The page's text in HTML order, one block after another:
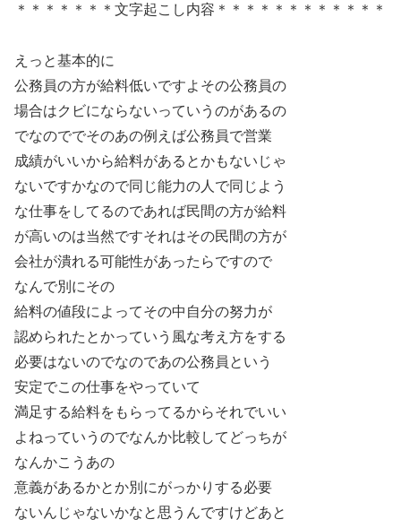
＊＊＊＊＊＊＊文字起こし内容＊＊＊＊＊＊＊＊＊＊＊＊
えっと基本的に
公務員の方が給料低いですよその公務員の
場合はクビにならないっていうのがあるの
でなのででそのあの例えば公務員で営業
成績がいいから給料があるとかもないじゃ
ないですかなので同じ能力の人で同じよう
な仕事をしてるのであれば民間の方が給料
が高いのは当然ですそれはその民間の方が
会社が潰れる可能性があったらですので
なんで別にその
給料の値段によってその中自分の努力が
認められたとかっていう風な考え方をする
必要はないのでなのであの公務員という
安定でこの仕事をやっていて
満足する給料をもらってるからそれでいい
よねっていうのでなんか比較してどっちが
なんかこうあの
意義があるかとか別にがっかりする必要
ないんじゃないかなと思うんですけどあと